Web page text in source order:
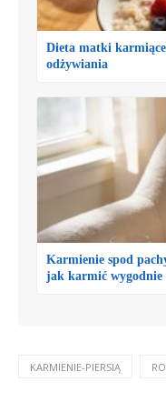
Dieta matki
odżywiania
Karmienie spod
jak karmić wygodnie
KARMIENIE-PIERSIĄ